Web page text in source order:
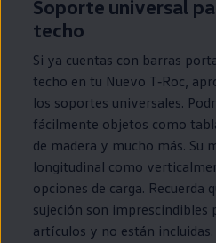
Soporte universal
techo
Si ya cuentas con barras
techo en tu Nuevo T‑Roc,
los soportes universales.
fácilmente objetos como
de madera y mucho más. Su
longitudinal como
opciones de carga. Recuerda
sujeción son imprescindibles
artículos y no están incluidas.